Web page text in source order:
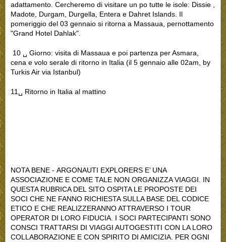
adattamento. Cercheremo di visitare un po tutte le isole: Dissie ,
Madote, Durgam, Durgella, Entera e Dahret Islands. Il
pomeriggio del 03 gennaio si ritorna a Massaua, pernottamento
"Grand Hotel Dahlak".
10 ␣ Giorno: visita di Massaua e poi partenza per Asmara,
cena e volo serale di ritorno in Italia (il 5 gennaio alle 02am, by
Turkis Air via Istanbul)
11␣ Ritorno in Italia al mattino
NOTA BENE - ARGONAUTI EXPLORERS E’ UNA
ASSOCIAZIONE E COME TALE NON ORGANIZZA VIAGGI. IN
QUESTA RUBRICA DEL SITO OSPITA LE PROPOSTE DEI
SOCI CHE NE FANNO RICHIESTA SULLA BASE DEL CODICE
ETICO E CHE REALIZZERANNO ATTRAVERSO I TOUR
OPERATOR DI LORO FIDUCIA. I SOCI PARTECIPANTI SONO
CONSCI TRATTARSI DI VIAGGI AUTOGESTITI CON LA LORO
COLLABORAZIONE E CON SPIRITO DI AMICIZIA. PER OGNI